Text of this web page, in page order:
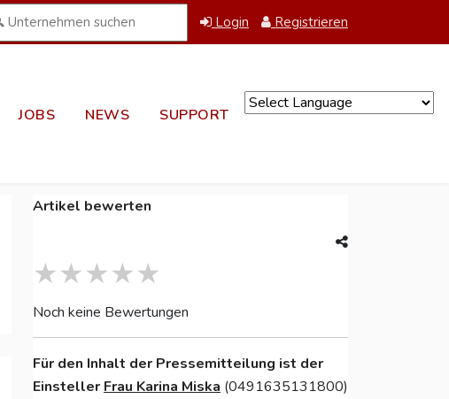
Login Registrieren
JOBS NEWS SUPPORT
Artikel bewerten
Noch keine Bewertungen
Für den Inhalt der Pressemitteilung ist der
Einsteller Frau Karina Miska (0491635131800)